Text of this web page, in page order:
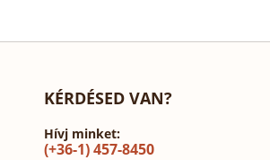
KÉRDÉSED VAN?
Hívj minket:
(+36-1) 457-8450